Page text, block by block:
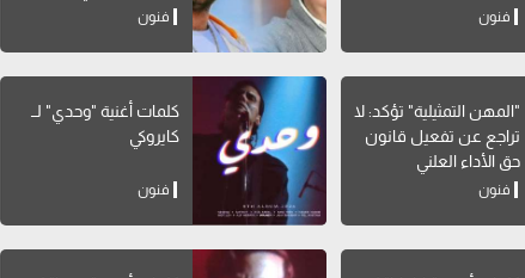
فنون فنون
"المهن التمثيلية" تؤكد: لا
تراجع عن تفعيل قانون
حق الأداء العلني
فنون
كلمات أغنية "وحدي" لــ
كايروكي
فنون